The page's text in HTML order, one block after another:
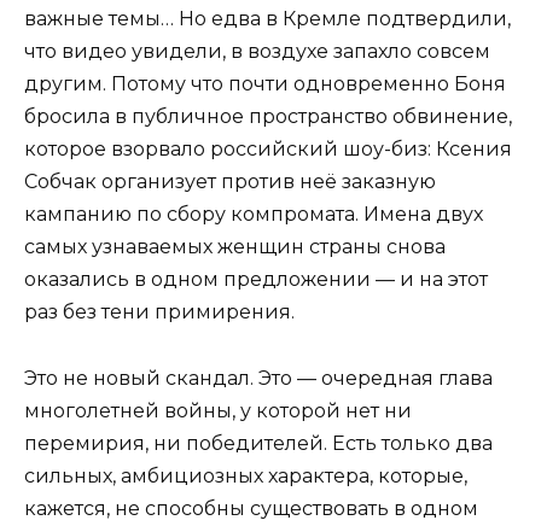
важные темы… Но едва в Кремле подтвердили,
что видео увидели, в воздухе запахло совсем
другим. Потому что почти одновременно Боня
бросила в публичное пространство обвинение,
которое взорвало российский шоу-биз: Ксения
Собчак организует против неё заказную
кампанию по сбору компромата. Имена двух
самых узнаваемых женщин страны снова
оказались в одном предложении — и на этот
раз без тени примирения.
Это не новый скандал. Это — очередная глава
многолетней войны, у которой нет ни
перемирия, ни победителей. Есть только два
сильных, амбициозных характера, которые,
кажется, не способны существовать в одном